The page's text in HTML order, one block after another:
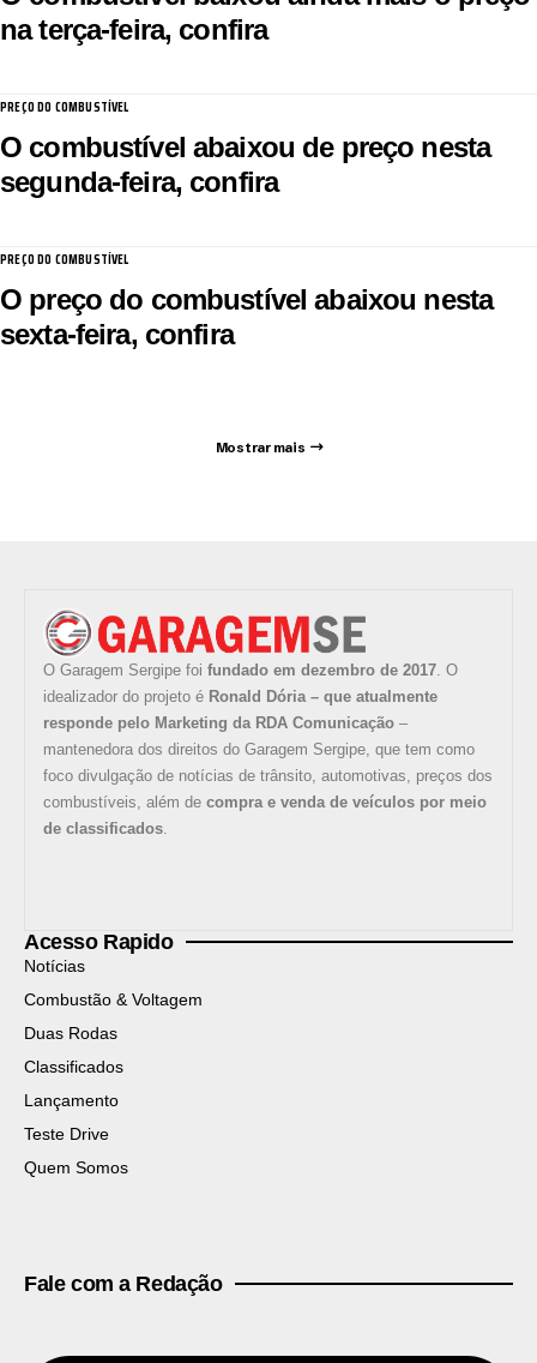
na terça-feira, confira
PREÇO DO COMBUSTÍVEL
O combustível abaixou de preço nesta
segunda-feira, confira
PREÇO DO COMBUSTÍVEL
O preço do combustível abaixou nesta
sexta-feira, confira
Mostrar mais
O Garagem Sergipe foi fundado em dezembro de 2017. O
idealizador do projeto é Ronald Dória – que atualmente
responde pelo Marketing da RDA Comunicação –
mantenedora dos direitos do Garagem Sergipe, que tem como
foco divulgação de notícias de trânsito, automotivas, preços dos
combustíveis, além de compra e venda de veículos por meio
de classificados.
Acesso Rapido
Notícias
Combustão & Voltagem
Duas Rodas
Classificados
Lançamento
Teste Drive
Quem Somos
Fale com a Redação